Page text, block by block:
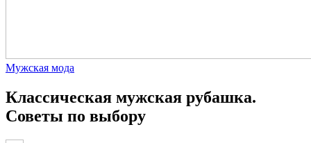
Мужская мода
Классическая мужская рубашка.
Советы по выбору